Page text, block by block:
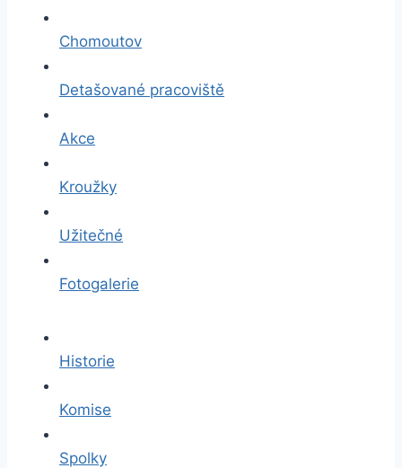
Chomoutov
Detašované pracoviště
Akce
Kroužky
Užitečné
Fotogalerie
Historie
Komise
Spolky